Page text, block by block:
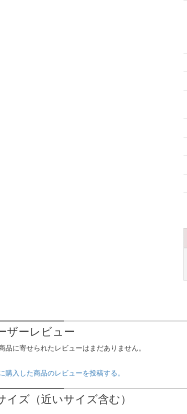
ザーレビュー
品に寄せられたレビューはまだありません。
購入した商品のレビューを投稿する。
イズ（近いサイズ含む）